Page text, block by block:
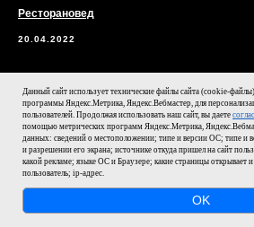
Ресторановед
20.04.2022
СМИ О НАС
Данный сайт использует технические файлы сайта (cookie-
программы Яндекс.Метрика, Яндекс.Вебмастер, для
пользователей. Продолжая использовать наш сайт, вы даете
помощью метрических программ Яндекс.Метрика,
данных: сведений о местоположении; типе и версии ОС; типе и
и разрешении его экрана; источнике откуда пришел на сайт
какой рекламе; языке ОС и Браузере; какие страницы открывает
пользователь; ip-адрес.
OK